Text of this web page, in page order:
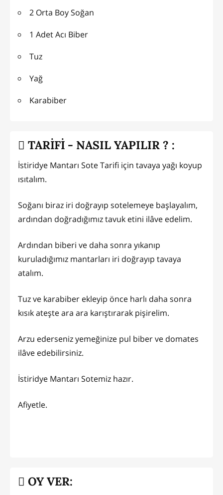
2 Orta Boy Soğan
1 Adet Acı Biber
Tuz
Yağ
Karabiber
TARİFİ - NASIL YAPILIR ? :
İstiridye Mantarı Sote Tarifi için tavaya yağı koyup
ısıtalım.
Soğanı biraz iri doğrayıp sotelemeye başlayalım,
ardından doğradığımız tavuk etini ilâve edelim.
Ardından biberi ve daha sonra yıkanıp
kuruladığımız mantarları iri doğrayıp tavaya
atalım.
Tuz ve karabiber ekleyip önce harlı daha sonra
kısık ateşte ara ara karıştırarak pişirelim.
Arzu ederseniz yemeğinize pul biber ve domates
ilâve edebilirsiniz.
İstiridye Mantarı Sotemiz hazır.
Afiyetle.
OY VER: